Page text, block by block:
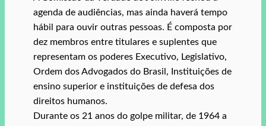
agenda de audiências, mas ainda haverá tempo
hábil para ouvir outras pessoas. É composta por
dez membros entre titulares e suplentes que
representam os poderes Executivo, Legislativo,
Ordem dos Advogados do Brasil, Instituições de
ensino superior e instituições de defesa dos
direitos humanos.
Durante os 21 anos do golpe militar, de 1964 a